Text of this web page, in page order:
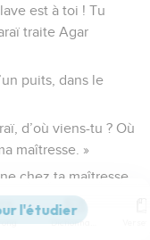
est à toi ! Tu
traite Agar
puits, dans le
d’où viens-tu ? Où
maîtresse. »
chez ta maîtresse,
beaucoup